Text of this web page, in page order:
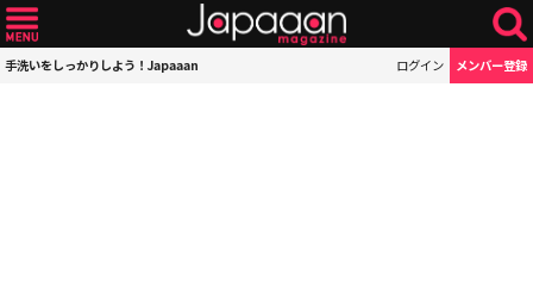
手洗いをしっかりしよう！Japaaan ログイン メンバー登録